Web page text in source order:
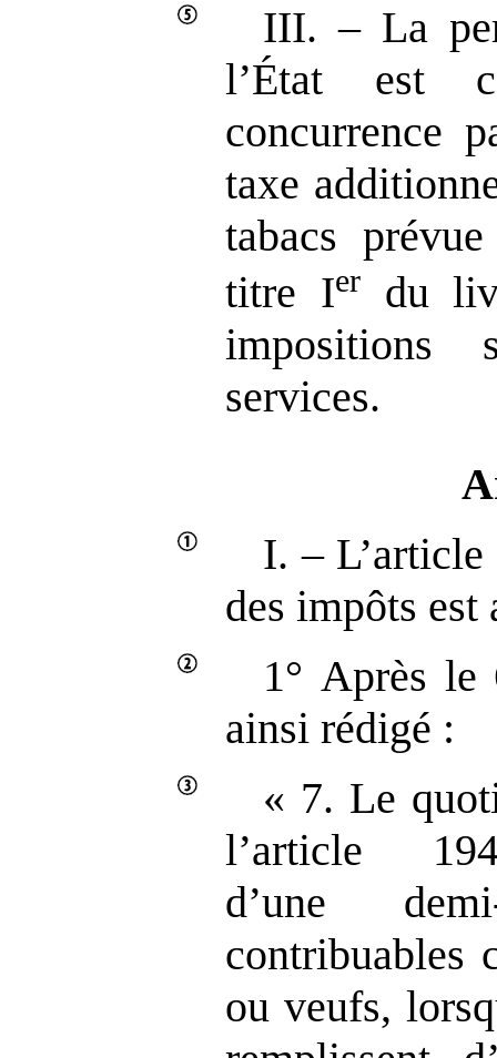
III. – La
l’État est
concurrence
taxe
tabacs
titre Ier
du
services.
I. –
des impôts
1° Après
ainsi rédigé :
« 7. Le
l’article
d’une
contribuables
ou veufs,